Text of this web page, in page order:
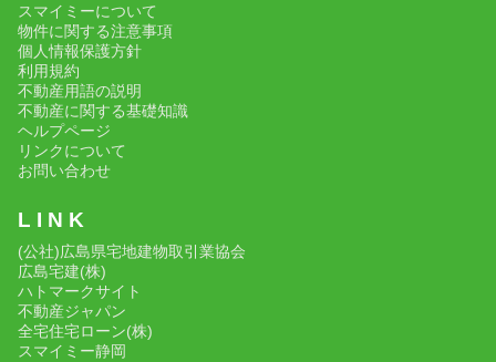
スマイミーについて
物件に関する注意事項
個人情報保護方針
利用規約
不動産用語の説明
不動産に関する基礎知識
ヘルプページ
リンクについて
お問い合わせ
L I N K
(公社)広島県宅地建物取引業協会
広島宅建(株)
ハトマークサイト
不動産ジャパン
全宅住宅ローン(株)
スマイミー静岡